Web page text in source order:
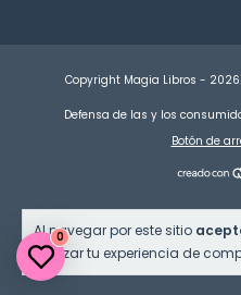
Al navegar por este sitio
agilizar tu experiencia de
Copyright Magia Libros -
Defensa de las y los
Botón de
0